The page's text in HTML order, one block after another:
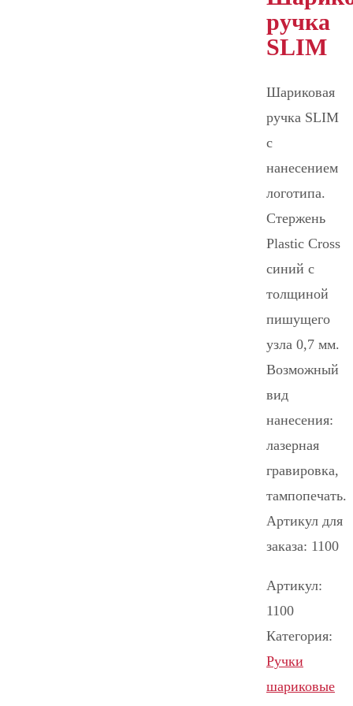
ручка
SLIM
Шариковая
ручка SLIM
с
нанесением
логотипа.
Стержень
Plastic Cross
синий с
толщиной
пишущего
узла 0,7 мм.
Возможный
вид
нанесения:
лазерная
гравировка,
тампопечать.
Артикул для
заказа: 1100
Артикул:
1100
Категория:
Ручки
шариковые